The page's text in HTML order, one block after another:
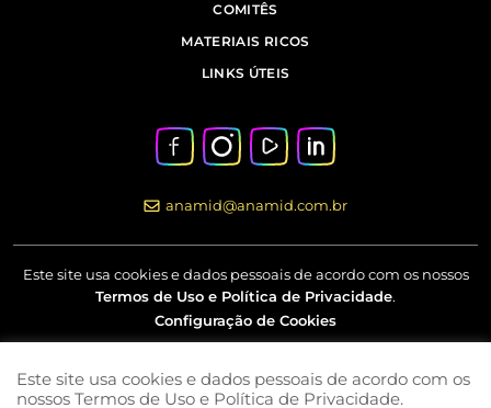
COMITÊS
MATERIAIS RICOS
LINKS ÚTEIS
anamid@anamid.com.br
Este site usa cookies e dados pessoais de acordo com os nossos
Termos de Uso e Política de Privacidade.
Configuração de Cookies
Av Marquês de São Vicente, nº 230 – 18º andar – Barra Funda –
Este site usa cookies e dados pessoais de acordo com os
nossos Termos de Uso e Política de Privacidade.